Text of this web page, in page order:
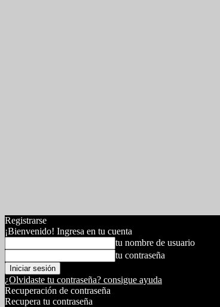
Registrarse
¡Bienvenido! Ingresa en tu cuenta
tu nombre de usuario
tu contraseña
¿Olvidaste tu contraseña? consigue ayuda
Recuperación de contraseña
Recupera tu contraseña